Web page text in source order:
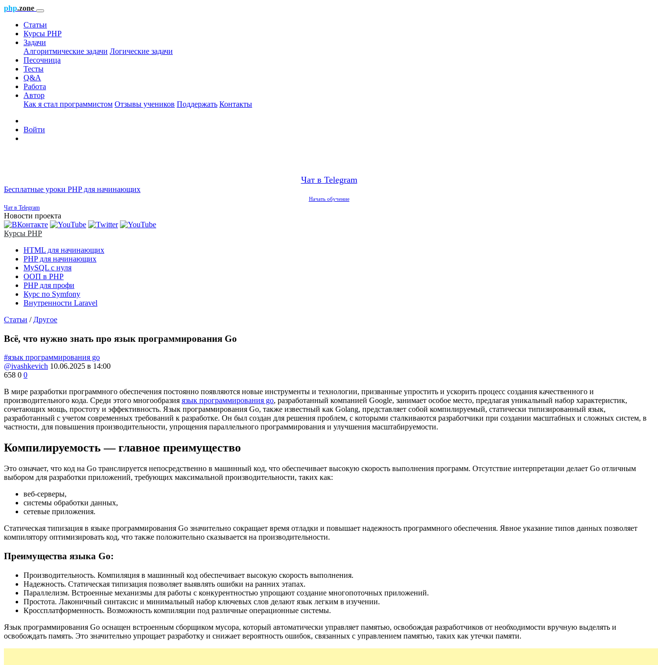
php.zone
Статьи
Курсы PHP
Задачи
Алгоритмические задачи Логические задачи
Песочница
Тесты
Q&A
Работа
Автор
Как я стал программистом Отзывы учеников Поддержать Контакты
Войти
Чат в Telegram
Бесплатные уроки PHP для начинающих
Начать обучение
Чат в Telegram
Новости проекта
Курсы PHP
HTML для начинающих
PHP для начинающих
MySQL с нуля
ООП в PHP
PHP для профи
Курс по Symfony
Внутренности Laravel
Статьи / Другое
Всё, что нужно знать про язык программирования Go
#язык программирования go
@ivashkevich 10.06.2025 в 14:00
658 0 0
В мире разработки программного обеспечения постоянно появляются новые инструменты и технологии, призванные упростить и ускорить процесс создания качественного и
производительного кода. Среди этого многообразия язык программирования go, разработанный компанией Google, занимает особое место, предлагая уникальный набор характеристик,
сочетающих мощь, простоту и эффективность. Язык программирования Go, также известный как Golang, представляет собой компилируемый, статически типизированный язык,
разработанный с учетом современных требований к разработке. Он был создан для решения проблем, с которыми сталкиваются разработчики при создании масштабных и сложных систем, в
частности, для повышения производительности, упрощения параллельного программирования и улучшения масштабируемости.
Компилируемость — главное преимущество
Это означает, что код на Go транслируется непосредственно в машинный код, что обеспечивает высокую скорость выполнения программ. Отсутствие интерпретации делает Go отличным
выбором для разработки приложений, требующих максимальной производительности, таких как:
веб-серверы,
системы обработки данных,
сетевые приложения.
Статическая типизация в языке программирования Go значительно сокращает время отладки и повышает надежность программного обеспечения. Явное указание типов данных позволяет
компилятору оптимизировать код, что также положительно сказывается на производительности.
Преимущества языка Go:
Производительность. Компиляция в машинный код обеспечивает высокую скорость выполнения.
Надежность. Статическая типизация позволяет выявлять ошибки на ранних этапах.
Параллелизм. Встроенные механизмы для работы с конкурентностью упрощают создание многопоточных приложений.
Простота. Лаконичный синтаксис и минимальный набор ключевых слов делают язык легким в изучении.
Кроссплатформенность. Возможность компиляции под различные операционные системы.
Язык программирования Go оснащен встроенным сборщиком мусора, который автоматически управляет памятью, освобождая разработчиков от необходимости вручную выделять и
освобождать память. Это значительно упрощает разработку и снижает вероятность ошибок, связанных с управлением памятью, таких как утечки памяти.